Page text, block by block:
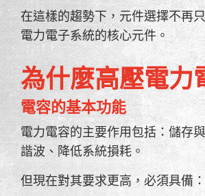
在這樣的趨勢下，元件選擇不再
電力電子系統的核心元件。
為什麼高壓電力
電容的基本功能
電力電容的主要作用包括：儲存
諧波、降低系統損耗。
但現在對其要求更高，必須具備：